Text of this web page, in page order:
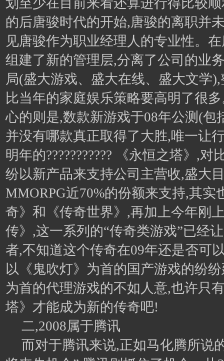
划至少在目前来看还算进行得比较
的后唐骏时代的开始,唐骏的离职并
见唐骏作为职业经理人的专业性。
组建了新的管理层,分离了公司的业
局(盛大游戏、盛大在线、盛大文学
比当年的家庭娱乐策略要高明了很
心的则是,数款新游戏于08年公测(包
并没有哪款真正取得了大胜,唯一让
明年的??????????? 《永恒之塔》,
纷以新产品来支持公司主营收,盛大
MMORPG近70%的份额来支持,其实
奇》和《传奇世界》,再加上今年刚
传》,这一系列的“传奇类游戏”已经
者,不知道这个传奇在09年还是否可
以《鬼吹灯》为首的国产游戏的纷
为首的代理游戏的不如人意,也许只
塔》才能成为新的传奇吧!
二,2008属于腾讯
而对于腾讯来说,正如马化腾所说